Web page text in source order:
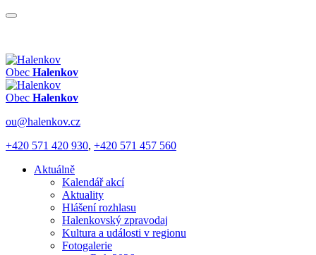
Obec Halenkov
Obec Halenkov
ou@halenkov.cz
+420 571 420 930, +420 571 457 560
Aktuálně
Kalendář akcí
Aktuality
Hlášení rozhlasu
Halenkovský zpravodaj
Kultura a události v regionu
Fotogalerie